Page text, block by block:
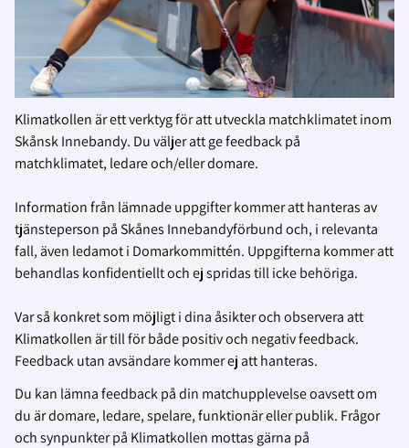
Klimatkollen är ett verktyg för att utveckla matchklimatet inom
Skånsk Innebandy. Du väljer att ge feedback på
matchklimatet, ledare och/eller domare.
Information från lämnade uppgifter kommer att hanteras av
tjänsteperson på Skånes Innebandyförbund och, i relevanta
fall, även ledamot i Domarkommittén. Uppgifterna kommer att
behandlas konfidentiellt och ej spridas till icke behöriga.
Var så konkret som möjligt i dina åsikter och observera att
Klimatkollen är till för både positiv och negativ feedback.
Feedback utan avsändare kommer ej att hanteras.
Du kan lämna feedback på din matchupplevelse oavsett om
du är domare, ledare, spelare, funktionär eller publik. Frågor
och synpunkter på Klimatkollen mottas gärna på